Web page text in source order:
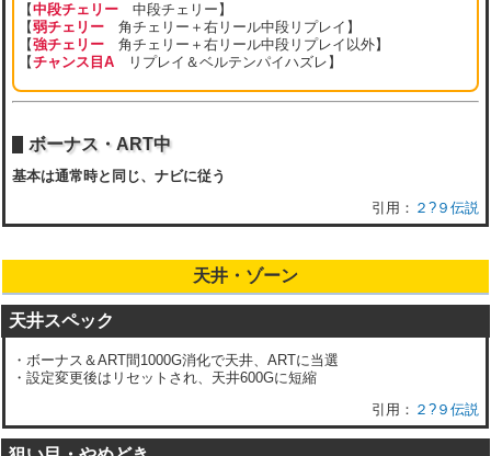
【中段チェリー 中段チェリー】
【弱チェリー 角チェリー＋右リール中段リプレイ】
【強チェリー 角チェリー＋右リール中段リプレイ以外】
【チャンス目A リプレイ＆ベルテンパイハズレ】
ボーナス・ART中
基本は通常時と同じ、ナビに従う
２?９伝説
天井・ゾーン
天井スペック
・ボーナス＆ART間1000G消化で天井、ARTに当選
・設定変更後はリセットされ、天井600Gに短縮
２?９伝説